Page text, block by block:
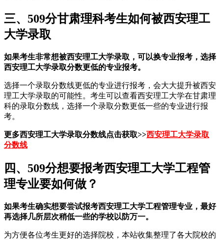
三、509分甘肃理科考生如何被西安理工
大学录取
如果考生非常想被西安理工大学录取，可以换专业报考，选择
西安理工大学录取分数更低的专业报考。
选择一个录取分数线更低的专业进行报考，会大大提升被西安
理工大学录取的可能性。考生可以查看西安理工大学在甘肃理
科的录取分数线，选择一个录取分数更低一些的专业进行报
考。
更多西安理工大学录取分数线点击获取>>西安理工大学录取
分数线
四、509分想要报考西安理工大学工程管
理专业要如何做？
如果考生确实想要尝试报考西安理工大学工程管理专业，最好
再选择几所层次稍低一些的学校以防万一。
为方便各位考生更好的选择院校，本站收集整理了各大院校的